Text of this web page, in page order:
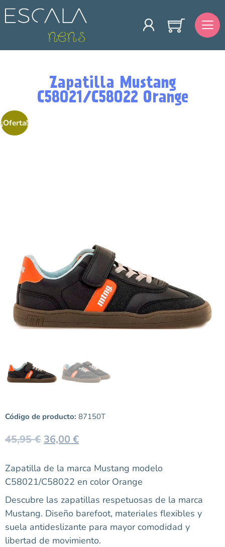
Zapatilla Mustang
C58021/C58022 Orange
¡Oferta!
Código de producto: 87150T
45,95€ 36,00 €
Zapatilla de la marca Mustang modelo
C58021/C58022 en color Orange
Descubre las zapatillas respetuosas de la marca
Mustang. Diseño barefoot, materiales flexibles y
suela antideslizante para mayor comodidad y
libertad de movimiento.